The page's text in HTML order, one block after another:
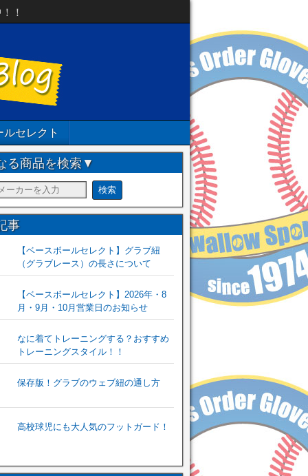
！
セレクト
る商品を検索▼
事
【ベースボールセレクト】グラブ紐
（グラブレース）の長さについて
【ベースボールセレクト】2026年・8
月・9月・10月営業日のお知らせ
なに着てトレーニングする？おすすめ
トレーニングスタイル！！
保存版！グラブのウェブ紐の通し方
高校球児にも大人気のフットガード！